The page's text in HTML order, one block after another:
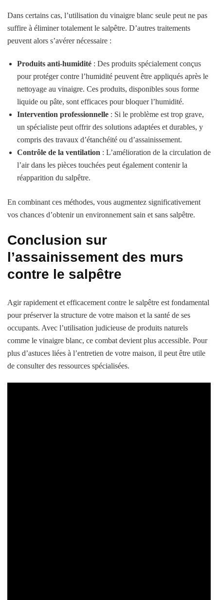
Dans certains cas, l’utilisation du vinaigre blanc seule peut ne pas
suffire à éliminer totalement le salpêtre. D’autres traitements
peuvent alors s’avérer nécessaire :
Produits anti-humidité : Des produits spécialement conçus
pour protéger contre l’humidité peuvent être appliqués après le
nettoyage au vinaigre. Ces produits, disponibles sous forme
liquide ou pâte, sont efficaces pour bloquer l’humidité.
Intervention professionnelle : Si le problème est trop grave,
un spécialiste peut offrir des solutions adaptées et durables, y
compris des travaux d’étanchéité ou d’assainissement.
Contrôle de la ventilation : L’amélioration de la circulation de
l’air dans les pièces touchées peut également contenir la
réapparition du salpêtre.
En combinant ces méthodes, vous augmentez significativement
vos chances d’obtenir un environnement sain et sans salpêtre.
Conclusion sur
l’assainissement des murs
contre le salpêtre
Agir rapidement et efficacement contre le salpêtre est fondamental
pour préserver la structure de votre maison et la santé de ses
occupants. Avec l’utilisation judicieuse de produits naturels
comme le vinaigre blanc, ce combat devient plus accessible. Pour
plus d’astuces liées à l’entretien de votre maison, il peut être utile
de consulter des ressources spécialisées.